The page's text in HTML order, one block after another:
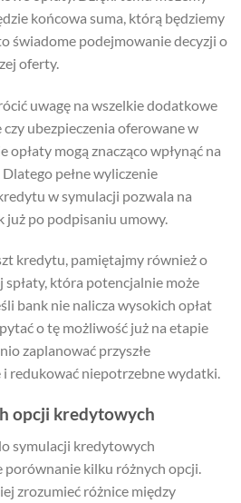
końcowa suma, którą będziemy
świadome podejmowanie decyzji o
oferty.
uwagę na wszelkie dodatkowe
ubezpieczenia oferowane w
opłaty mogą znacząco wpłynąć na
pełne wyliczenie
w symulacji pozwala na
już po podpisaniu umowy.
kredytu, pamiętajmy również o
spłaty, która potencjalnie może
bank nie nalicza wysokich opłat
o tę możliwość już na etapie
zaplanować przyszłe
redukować niepotrzebne wydatki.
opcji kredytowych
symulacji kredytowych
kilku różnych opcji.
zrozumieć różnice między